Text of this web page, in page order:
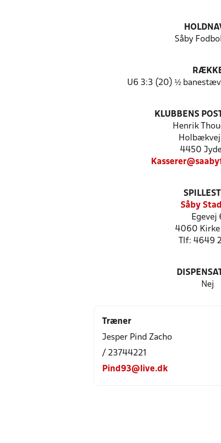
Såby
U6 3:3 (20) ½
KLUBBENS
Henrik
Holbækvej
4450
Såby
Egevej
4060 Kirke
Tlf: 4649
Nej
Træner
Jesper Pind Zacho
/ 23744221
Pind93@live.dk